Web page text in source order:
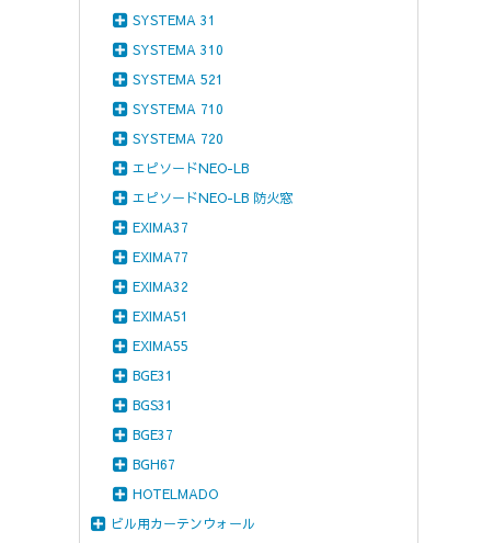
SYSTEMA 31
SYSTEMA 310
SYSTEMA 521
SYSTEMA 710
SYSTEMA 720
エピソードNEO-LB
エピソードNEO-LB 防火窓
EXIMA37
EXIMA77
EXIMA32
EXIMA51
EXIMA55
BGE31
BGS31
BGE37
BGH67
HOTELMADO
ビル用カーテンウォール